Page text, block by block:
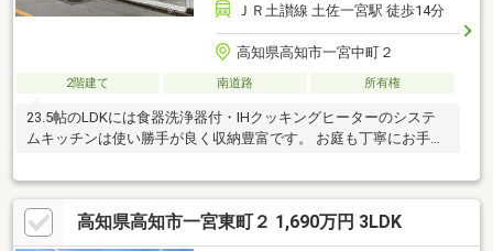
ＪＲ土讃線 土佐一宮駅 徒歩14分
高知県高知市一宮中町２
2階建て 南道路 所有権
23.5帖のLDKには食器洗浄器付・IHクッキングヒーターのシステ
ムキッチンは使い勝手が良く収納豊富です。 お庭も丁寧にお手入
高知県高知市一宮東町２ 1,690万円 3LDK